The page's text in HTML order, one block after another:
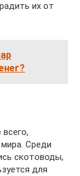
их от
Среди
скотоводы,
для